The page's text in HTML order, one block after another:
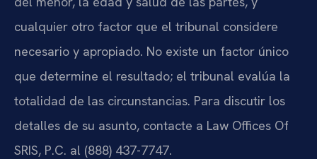
cualquier otro factor que el tribunal considere
necesario y apropiado. No existe un factor único
que determine el resultado; el tribunal evalúa la
totalidad de las circunstancias. Para discutir los
detalles de su asunto, contacte a Law Offices Of
SRIS, P.C. al (888) 437-7747.